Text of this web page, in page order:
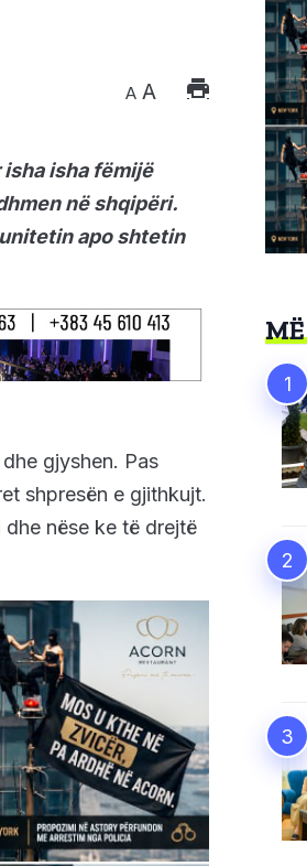
A A
isha fëmijë
në shqipëri.
apo shtetin
gjyshen. Pas
shpresën e gjithkujt.
nëse ke të drejtë